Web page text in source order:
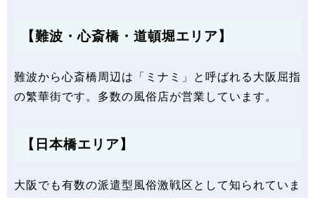
【難波・心斎橋・道頓堀エリア】
難波から心斎橋周辺は「ミナミ」と呼ばれる大阪屈指
の繁華街です。多数の風俗店が営業しています。
【日本橋エリア】
大阪でも有数の派遣型風俗激戦区として知られていま